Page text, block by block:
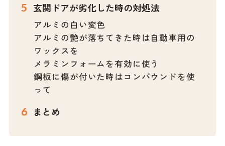
玄関ドアが劣化した時の対処法
アルミの白い変色
アルミの艶が落ちてきた時は自動車用の
ワックスを
メラミンフォームを有効に使う
鋼板に傷が付いた時はコンパウンドを使
って
まとめ